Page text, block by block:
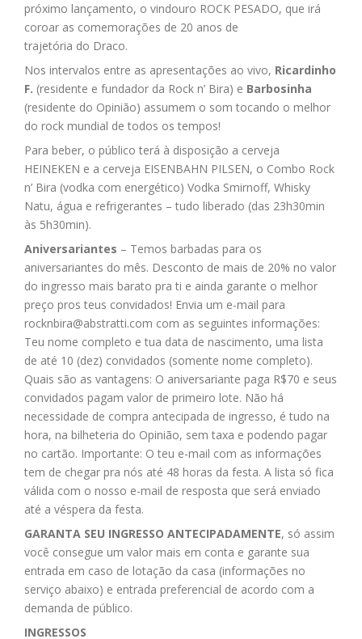
próximo lançamento, o vindouro ROCK PESADO, que irá
coroar as comemorações de 20 anos de
trajetória do Draco.
Nos intervalos entre as apresentações ao vivo, Ricardinho
F. (residente e fundador da Rock n’ Bira) e Barbosinha
(residente do Opinião) assumem o som tocando o melhor
do rock mundial de todos os tempos!
Para beber, o público terá à disposição a cerveja
HEINEKEN e a cerveja EISENBAHN PILSEN, o Combo Rock
n’ Bira (vodka com energético) Vodka Smirnoff, Whisky
Natu, água e refrigerantes – tudo liberado (das 23h30min
às 5h30min).
Aniversariantes – Temos barbadas para os
aniversariantes do mês. Desconto de mais de 20% no valor
do ingresso mais barato pra ti e ainda garante o melhor
preço pros teus convidados! Envia um e-mail para
rocknbira@abstratti.com com as seguintes informações:
Teu nome completo e tua data de nascimento, uma lista
de até 10 (dez) convidados (somente nome completo).
Quais são as vantagens: O aniversariante paga R$70 e seus
convidados pagam valor de primeiro lote. Não há
necessidade de compra antecipada de ingresso, é tudo na
hora, na bilheteria do Opinião, sem taxa e podendo pagar
no cartão. Importante: O teu e-mail com as informações
tem de chegar pra nós até 48 horas da festa. A lista só fica
válida com o nosso e-mail de resposta que será enviado
até a véspera da festa.
GARANTA SEU INGRESSO ANTECIPADAMENTE, só assim
você consegue um valor mais em conta e garante sua
entrada em caso de lotação da casa (informações no
serviço abaixo) e entrada preferencial de acordo com a
demanda de público.
INGRESSOS